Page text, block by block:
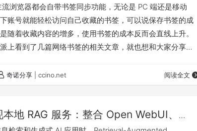
浏览器都会自带书签同步功能，无论是 PC 端还是移动
账号就能轻松访问自己收藏的书签，可以说保存书签的成
随着收藏内容的增多，使用书签的成本反而会直线上升。
上看到了几篇网络书签的相关文章，就也想和大家分享一
应该有几千个，直接导致传统的浏览器收藏夹基本没法
自建网络书签服务这条路，在用过许多开源方案后选择了
奇诺分享 | ccino.net 阅读全文
本地 RAG 服务：整合 Open WebUI、